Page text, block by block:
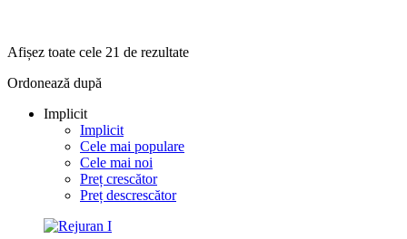
Afișez toate cele 21 de rezultate
Ordonează după
Implicit
Implicit
Cele mai populare
Cele mai noi
Preț crescător
Preț descrescător